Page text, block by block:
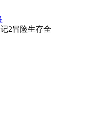
2冒险生存全